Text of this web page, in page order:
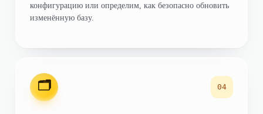
конфигурацию или определим, как безопасно обновить
изменённую базу.
🗂 04